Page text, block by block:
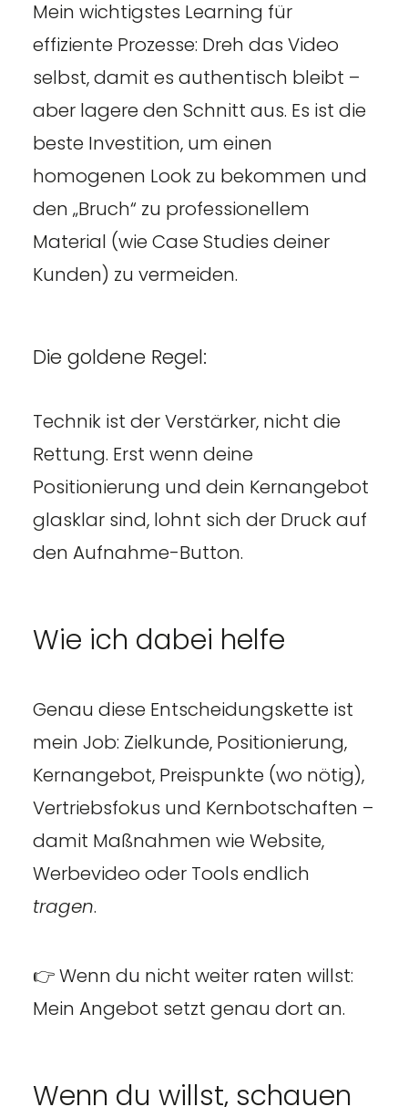
Mein wichtigstes Learning für
effiziente Prozesse: Dreh das Video
selbst, damit es authentisch bleibt –
aber lagere den Schnitt aus. Es ist die
beste Investition, um einen
homogenen Look zu bekommen und
den „Bruch“ zu professionellem
Material (wie Case Studies deiner
Kunden) zu vermeiden.
Die goldene Regel:
Technik ist der Verstärker, nicht die
Rettung. Erst wenn deine
Positionierung und dein Kernangebot
glasklar sind, lohnt sich der Druck auf
den Aufnahme-Button.
Wie ich dabei helfe
Genau diese Entscheidungskette ist
mein Job: Zielkunde, Positionierung,
Kernangebot, Preispunkte (wo nötig),
Vertriebsfokus und Kernbotschaften –
damit Maßnahmen wie Website,
Werbevideo oder Tools endlich
tragen.
👉 Wenn du nicht weiter raten willst:
Mein Angebot setzt genau dort an.
Wenn du willst, schauen